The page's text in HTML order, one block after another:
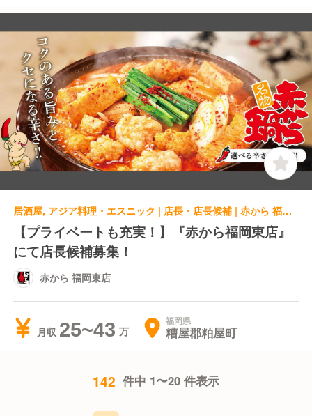
居酒屋, アジア料理・エスニック | 店長・店長候補 | 赤から 福岡東店
【プライベートも充実！】『赤から福岡東店』
にて店長候補募集！
赤から 福岡東店
月収 25~43 福岡県
糟屋郡粕屋町
142 件中 1〜20 件表示